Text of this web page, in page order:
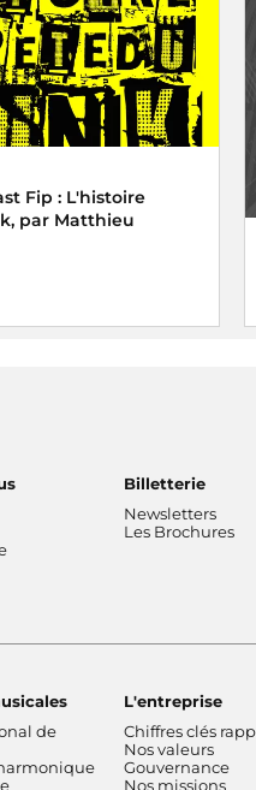
Fip : L'histoire
par Matthieu
Billetterie
Newsletters
Les Brochures
de
L'entreprise
Chiffres clés
Nos valeurs
Gouvernance
Nos missions